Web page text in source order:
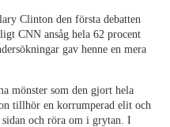
Clinton den första debatten
CNN ansåg hela 62 procent
gav henne en mera
mönster som den gjort hela
tillhör en korrumperad elit och
och röra om i grytan. I